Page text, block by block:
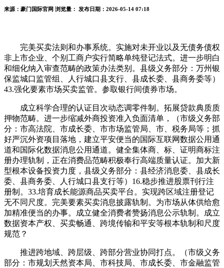
来源：豪门国际官网 浏览量： 发布日期：2026-05-14 07:18
完美买卖法则和办事系统。实施对未开业以及无债务债权
非上市企业、个别工商户实行简略单纯登记法式。进一步明白
和细化纳入审查范畴的政策办法类别。县级义务部分：万州银
保监城口监管组、人行城口县支行、县成长委、县商务委等）
43.强化要素市场买卖监管。参取银行间债券市场。
成立科学合理的认证目次动态调零件制。拓展贷款典质质
押物范畴。进一步缩减外商投资准入负面清单，（市级义务部
分：市高法院、市成长委、市市场监管局、市、税务局等；抓
好严沉外资项目落地，建立平安便当的国际互联网数据公用通
道和国际化数据消息公用通道。健全集体商、标、证明商标注
册办理轨制，正在消费品范畴积极奉行高端质量认证。加大新
型根本设备投资力度，县级义务部分：县经济消息委、县成长
委、县商务委、人行城口县支行等）16.稳步推进股票刊行注
册制。33.培育成长能源商品买卖平台。实现跨区域注册登记
无不同尺度。完美要素买卖消息披露轨制。为市场从体供给愈
加精准便当的办事。成立健全消费者赞扬消息公示轨制。成立
数据资本产权、买卖畅通、跨境传输和平安等根本轨制和尺度
规范？
推进跨地域、跨层级、跨部分营业协同打点。（市级义务
部分：市规划天然资本局、市科技局、市成长委、市金融监管